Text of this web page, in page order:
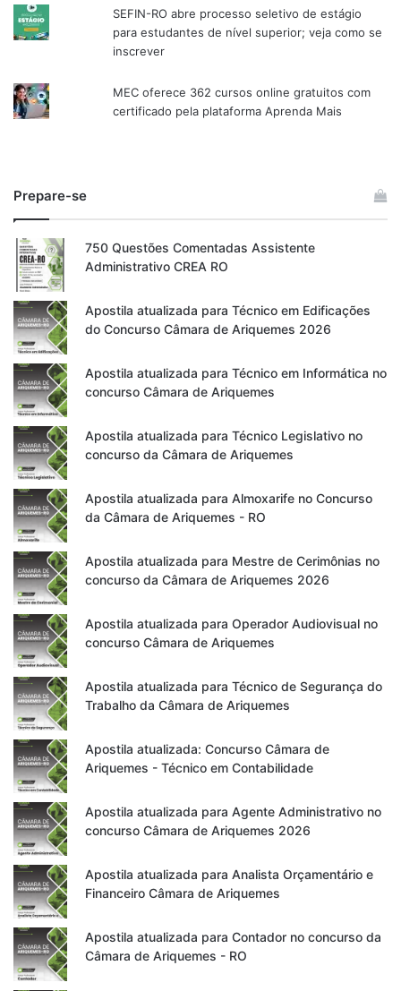
SEFIN-RO abre processo seletivo de estágio
para estudantes de nível superior; veja como se
inscrever
MEC oferece 362 cursos online gratuitos com
certificado pela plataforma Aprenda Mais
Prepare-se
750 Questões Comentadas Assistente
Administrativo CREA RO
Apostila atualizada para Técnico em Edificações
do Concurso Câmara de Ariquemes 2026
Apostila atualizada para Técnico em Informática no
concurso Câmara de Ariquemes
Apostila atualizada para Técnico Legislativo no
concurso da Câmara de Ariquemes
Apostila atualizada para Almoxarife no Concurso
da Câmara de Ariquemes - RO
Apostila atualizada para Mestre de Cerimônias no
concurso da Câmara de Ariquemes 2026
Apostila atualizada para Operador Audiovisual no
concurso Câmara de Ariquemes
Apostila atualizada para Técnico de Segurança do
Trabalho da Câmara de Ariquemes
Apostila atualizada: Concurso Câmara de
Ariquemes - Técnico em Contabilidade
Apostila atualizada para Agente Administrativo no
concurso Câmara de Ariquemes 2026
Apostila atualizada para Analista Orçamentário e
Financeiro Câmara de Ariquemes
Apostila atualizada para Contador no concurso da
Câmara de Ariquemes - RO